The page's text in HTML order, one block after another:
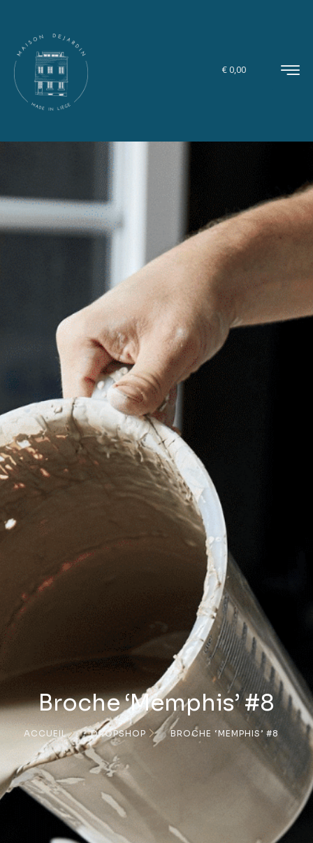
€0,00
Broche ‘Memphis’ #8
ACCUEIL DROPSHOP BROCHE ‘MEMPHIS’ #8